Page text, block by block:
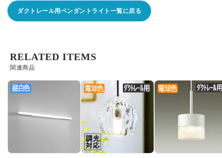
ダクトレール用ペンダントライト一覧に戻る
関連商品
RELATED ITEMS